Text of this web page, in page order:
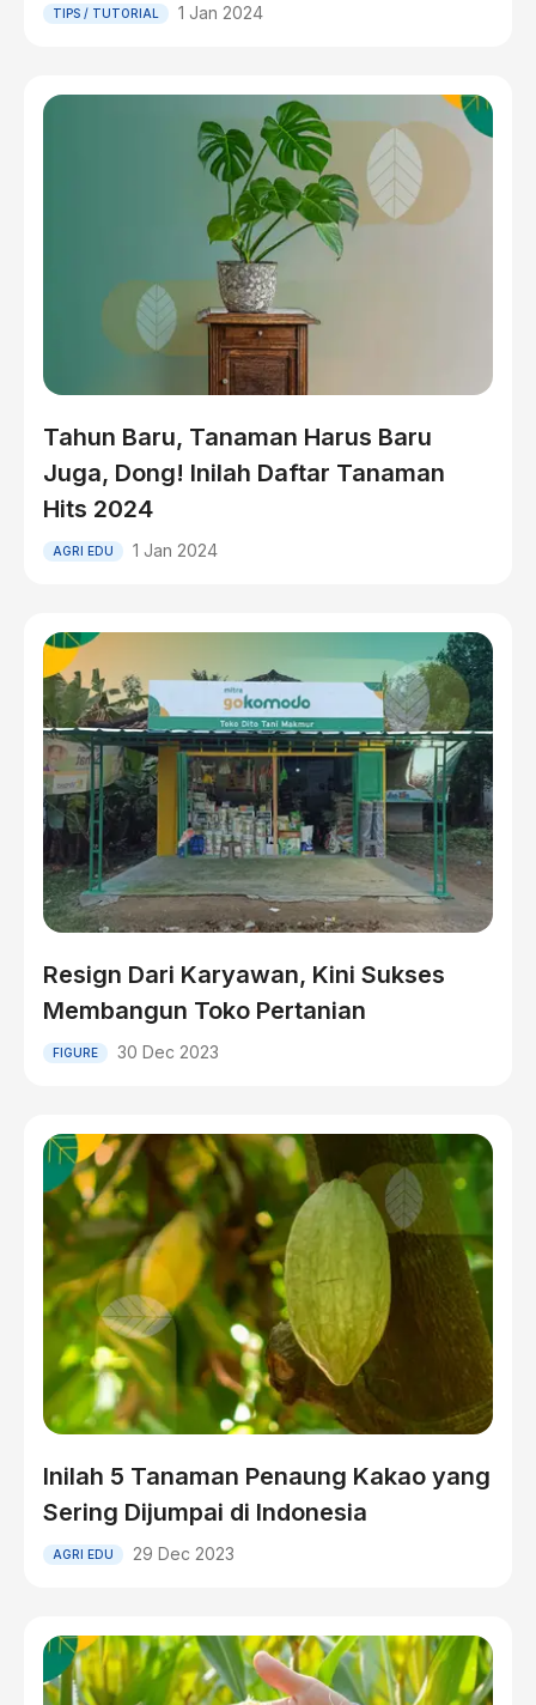
TIPS / TUTORIAL 1 Jan 2024
Tahun Baru, Tanaman Harus Baru
Juga, Dong! Inilah Daftar Tanaman
Hits 2024
AGRI EDU 1 Jan 2024
Resign Dari Karyawan, Kini Sukses
Membangun Toko Pertanian
FIGURE 30 Dec 2023
Inilah 5 Tanaman Penaung Kakao yang
Sering Dijumpai di Indonesia
AGRI EDU 29 Dec 2023